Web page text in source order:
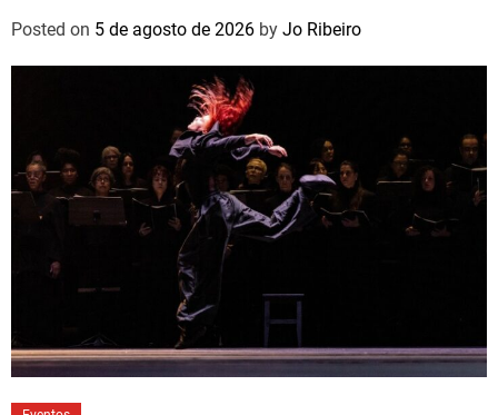
Posted on 5 de agosto de 2026 by Jo Ribeiro